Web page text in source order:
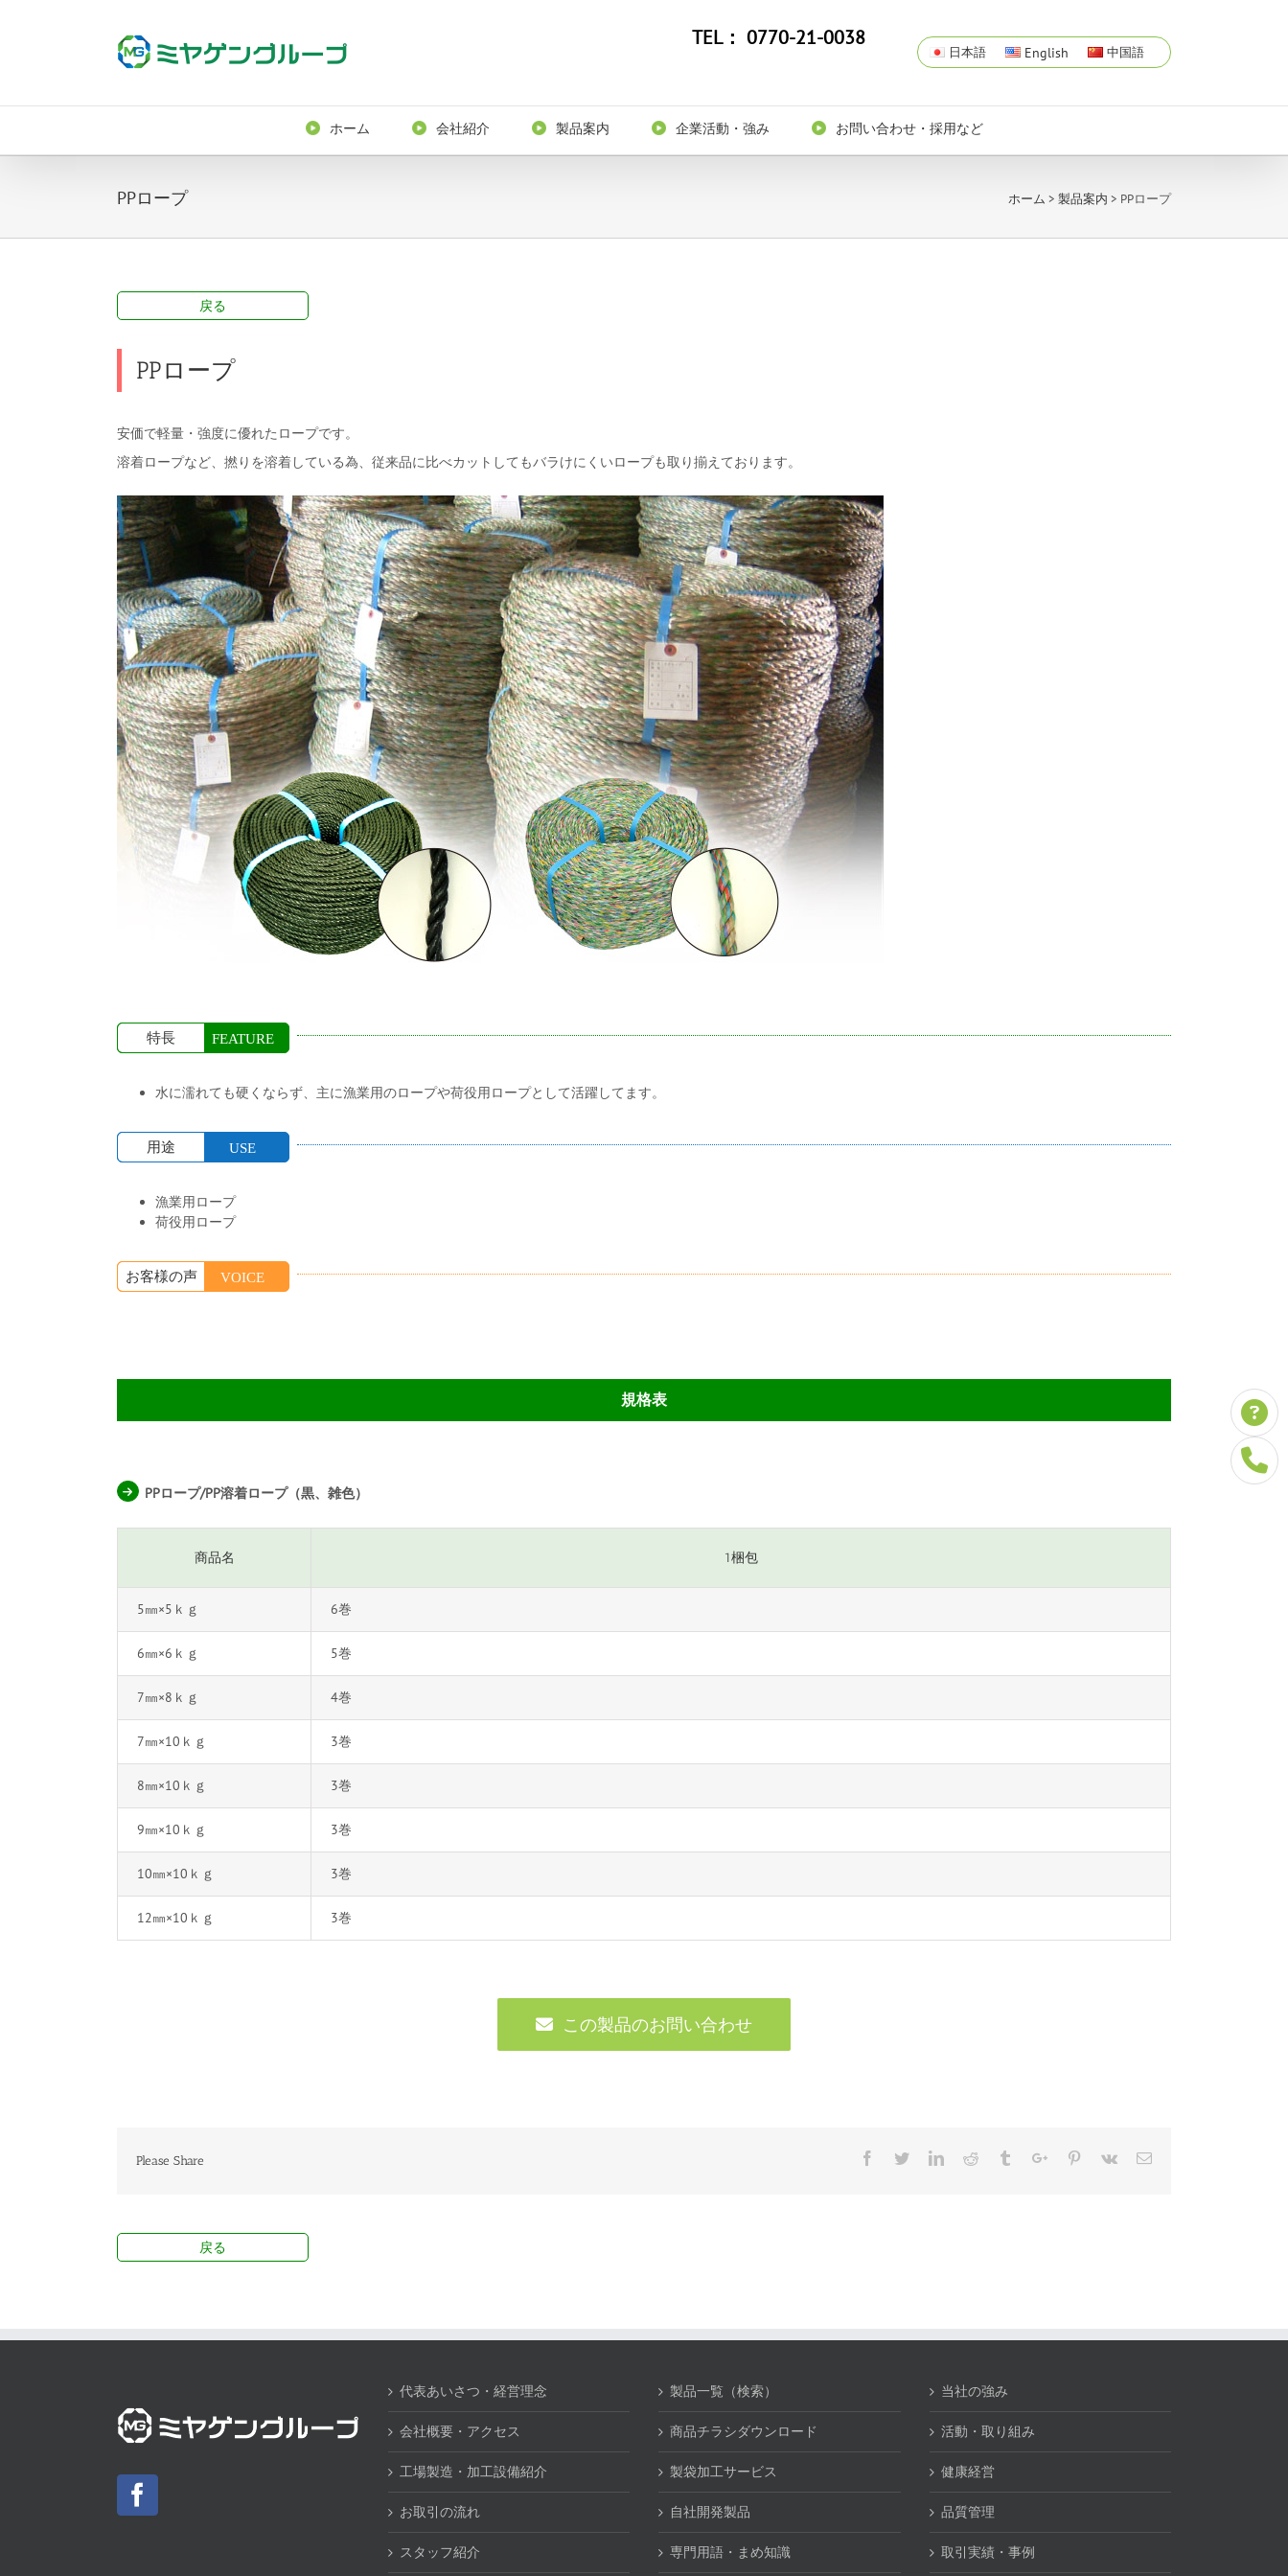
TEL： 0770-21-0038
日本語 English 中国語
ホーム 会社紹介 製品案内 企業活動・強み お問い合わせ・採用など
PPロープ ホーム > 製品案内 > PPロープ
戻る
PPロープ
安価で軽量・強度に優れたロープです。
溶着ロープなど、撚りを溶着している為、従来品に比べカットしてもバラけにくいロープも取り揃えております。
特長 FEATURE
水に濡れても硬くならず、主に漁業用のロープや荷役用ロープとして活躍してます。
用途 USE
漁業用ロープ
荷役用ロープ
お客様の声 VOICE
規格表
PPロープ/PP溶着ロープ（黒、雑色）
商品名 1梱包
5㎜×5ｋｇ 6巻
6㎜×6ｋｇ 5巻
7㎜×8ｋｇ 4巻
7㎜×10ｋｇ 3巻
8㎜×10ｋｇ 3巻
9㎜×10ｋｇ 3巻
10㎜×10ｋｇ 3巻
12㎜×10ｋｇ 3巻
この製品のお問い合わせ
Please Share Facebook
TwitterLinkedinReddit TumblrGoogle+Pinterest
Vk Email
戻る
代表あいさつ・経営理念
会社概要・アクセス
工場製造・加工設備紹介
お取引の流れ
スタッフ紹介
製品一覧（検索）
商品チラシダウンロード
製袋加工サービス
自社開発製品
専門用語・まめ知識
当社の強み
活動・取り組み
健康経営
品質管理
取引実績・事例